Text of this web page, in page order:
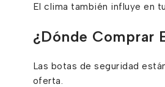
El clima también influye en
¿Dónde Comprar
Las botas de seguridad
oferta.